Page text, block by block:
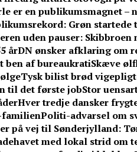
er en publikumsmagnet –
Grøn startede
uden pauser:
årDN ønsker afklaring om
ben af bureaukratiSkæve
Tysk bilist brød
til det første jobStor
Hver tredje dansker
familienPoliti-advarsel om
på vej til Sønderjylland:
med lokal strid om